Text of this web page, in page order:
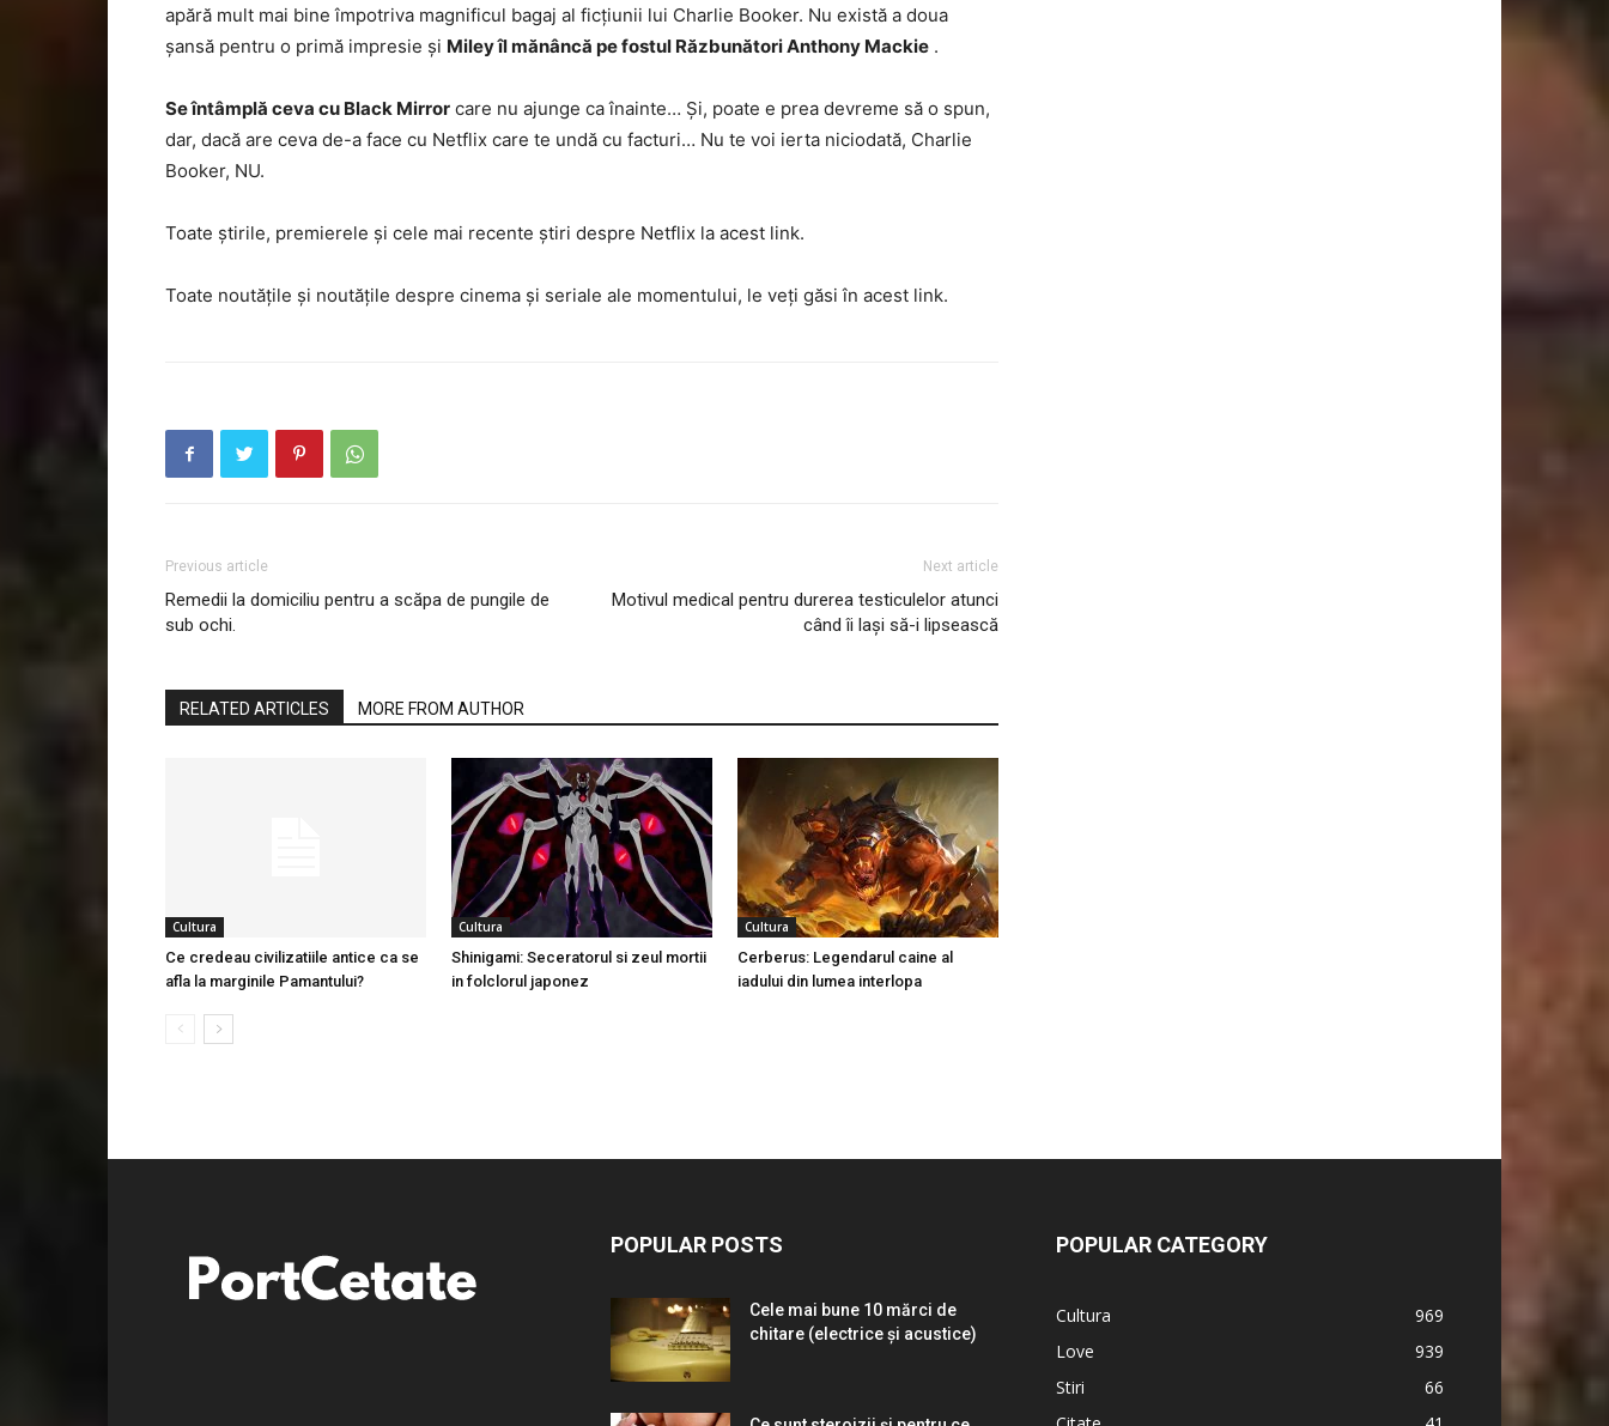
apără mult mai bine împotriva magnificul bagaj al ficțiunii lui Charlie Booker. Nu există a doua
șansă pentru o primă impresie și Miley îl mănâncă pe fostul Răzbunători Anthony Mackie .
Se întâmplă ceva cu Black Mirror care nu ajunge ca înainte… Și, poate e prea devreme să o spun,
dar, dacă are ceva de-a face cu Netflix care te undă cu facturi… Nu te voi ierta niciodată, Charlie
Booker, NU.
Toate știrile, premierele și cele mai recente știri despre Netflix la acest link.
Toate noutățile și noutățile despre cinema și seriale ale momentului, le veți găsi în acest link.
Previous article
Remedii la domiciliu pentru a scăpa de pungile de
sub ochi.
Next article
Motivul medical pentru durerea testiculelor atunci
când îi lași să-i lipsească
RELATED ARTICLES MORE FROM AUTHOR
Cultura
Ce credeau civilizatiile antice ca se
afla la marginile Pamantului?
Cultura
Shinigami: Seceratorul si zeul mortii
in folclorul japonez
Cultura
Cerberus: Legendarul caine al
iadului din lumea interlopa
POPULAR POSTS
Cele mai bune 10 mărci de
chitare (electrice și acustice)
POPULAR CATEGORY
Cultura
969
Love
939
Stiri
66